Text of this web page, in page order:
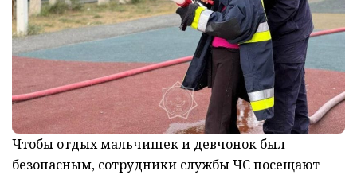
Чтобы отдых мальчишек и девчонок был
безопасным, сотрудники службы ЧС посещают